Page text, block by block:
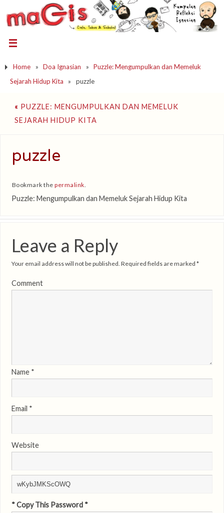
Home » Doa Ignasian »
Puzzle: Mengumpulkan dan Memeluk
Sejarah Hidup Kita
» puzzle
« PUZZLE: MENGUMPULKAN DAN MEMELUK
SEJARAH HIDUP KITA
puzzle
Bookmark thepermalink
Puzzle: Mengumpulkan dan Memeluk Sejarah Hidup Kita
Leave a Reply
Your email address will not be published. Required fields are marked *
Comment
Name *
Email *
Website
* Copy This Password *